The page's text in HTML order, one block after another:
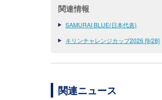
関連情報
SAMURAI BLUE(日本代表)
キリンチャレンジカップ2026 [9/28]
関連ニュース